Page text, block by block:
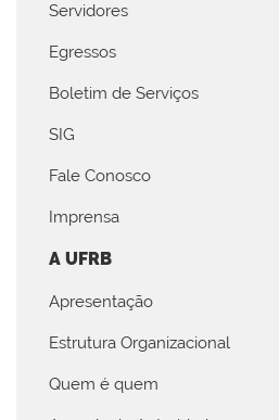
Servidores
Egressos
Boletim de Serviços
SIG
Fale Conosco
Imprensa
A UFRB
Apresentação
Estrutura Organizacional
Quem é quem